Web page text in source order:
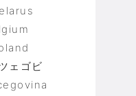
ェゴビ